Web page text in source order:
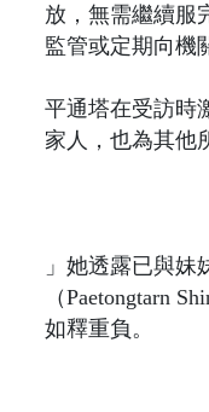
放，無需繼續服
監管或定期向機
平通塔在受訪時
家人，也為其他
」她透露已與妹
（Paetongtarn
如釋重負。